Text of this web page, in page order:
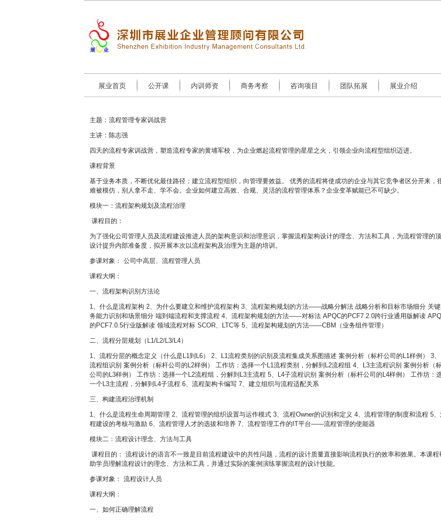
展业首页 公开课 内训师资 商务考察 咨询项目 团队拓展 展业介绍
主题：流程管理专家训战营
主讲：陈志强
四天的流程专家训战营，塑造流程专家的黄埔军校，为企业燃起流程管理的星星之火，引领企业向流程型组织迈进。
课程背景
基于业务本质，不断优化最佳路径；建立流程型组织，向管理要效益。 优秀的流程将使成功的企业与其它竞争者区分开来，
难被模仿，别人拿不走、学不会。企业如何建立高效、合规、灵活的流程管理体系？企业变革赋能已不可缺少。
模块一：流程架构规划及流程治理
课程目的：
为了强化公司管理人员及流程建设推进人员的架构意识和治理意识，掌握流程架构设计的理念、方法和工具，为流程管理的
设计提升内部准备度，拟开展本次以流程架构及治理为主题的培训。
参课对象： 公司中高层、流程管理人员
课程大纲：
一、流程架构识别方法论
1、什么是流程架构 2、为什么要建立和维护流程架构 3、流程架构规划的方法——战略分解法 战略分析和目标市场细分 关
务能力识别和场景细分 端到端流程和支撑流程 4、流程架构规划的方法——对标法 APQC的PCF7.2.0跨行业通用版解读
的PCF7.0.5行业版解读 领域流程对标 SCOR、LTC等 5、流程架构规划的方法——CBM（业务组件管理）
二、流程分层规划（L1/L2/L3/L4）
1、流程分层的概念定义（什么是L1到L6） 2、L1流程类别的识别及流程集成关系图描述 案例分析（标杆公司的L1样例） 3
流程组识别 案例分析（标杆公司的L2样例） 工作坊：选择一个L1流程类别，分解到L2流程组 4、L3主流程识别 案例分析（
公司的L3样例） 工作坊：选择一个L2流程组，分解到L3主流程 5、L4子流程识别 案例分析（标杆公司的L4样例） 工作坊：
一个L3主流程，分解到L4子流程 6、流程架构卡编写 7、建立组织与流程适配关系
三、构建流程治理机制
1、什么是流程生命周期管理 2、流程管理的组织设置与运作模式 3、流程Owner的识别和定义 4、流程管理的制度和流程 5
程建设的考核与激励 6、流程管理人才的选拔和培养 7、流程管理工作的IT平台——流程管理的使能器
模块二：流程设计理念、方法与工具
课程目的： 流程设计的语言不一致是目前流程建设中的共性问题，流程的设计质量直接影响流程执行的效率和效果。本课程
助学员理解流程设计的理念、方法和工具，并通过实际的案例演练掌握流程的设计技能。
参课对象： 流程设计人员
课程大纲：
一、如何正确理解流程